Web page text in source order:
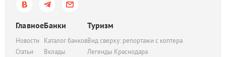
Главное
Новости
Статьи
Банки
Каталог банков
Вклады
Туризм
Вид сверху: репортажи с коптера
Легенды Краснодара